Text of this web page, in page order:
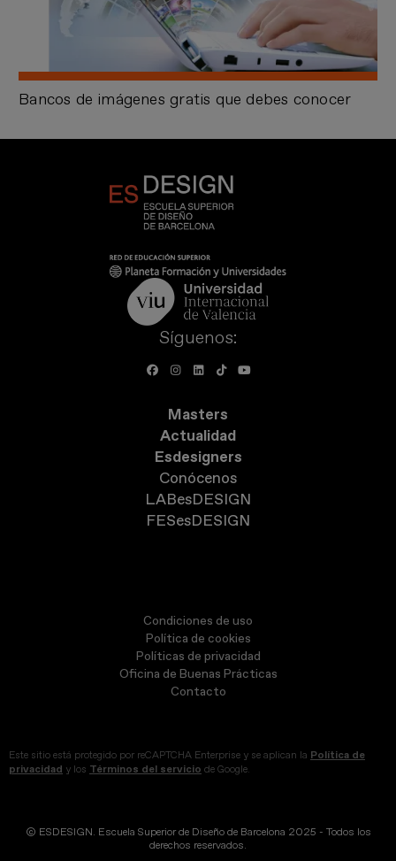
Bancos de imágenes gratis que debes conocer
Síguenos:
Masters
Actualidad
Esdesigners
Conócenos
LABesDESIGN
FESesDESIGN
Condiciones de uso
Política de cookies
Políticas de privacidad
Oficina de Buenas Prácticas
Contacto
Este sitio está protegido por reCAPTCHA Enterprise y se aplican la Política de
privacidad y los Términos del servicio de Google.
© ESDESIGN. Escuela Superior de Diseño de Barcelona 2025 - Todos los
derechos reservados.